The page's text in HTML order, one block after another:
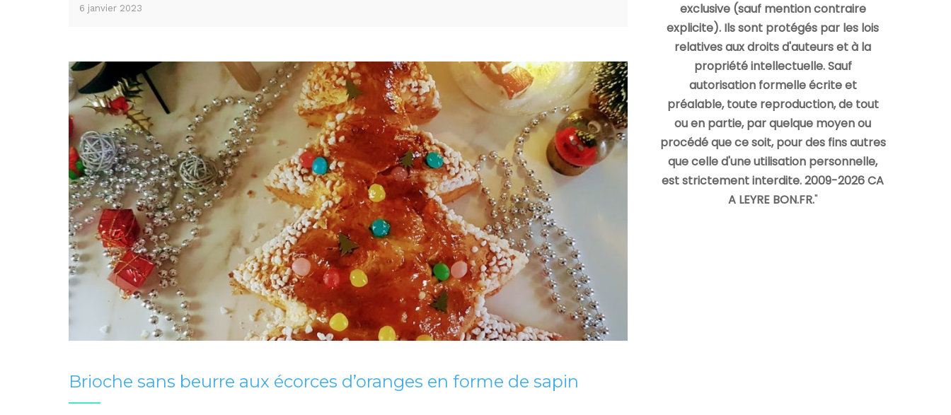
6 janvier 2023
Brioche sans beurre aux écorces d’oranges en forme de sapin
exclusive (sauf mention contraire
explicite). Ils sont protégés par les lois
relatives aux droits d'auteurs et à la
propriété intellectuelle. Sauf
autorisation formelle écrite et
préalable, toute reproduction, de tout
ou en partie, par quelque moyen ou
procédé que ce soit, pour des fins autres
que celle d'une utilisation personnelle,
est strictement interdite. 2009-2026 CA
A LEYRE BON.FR."